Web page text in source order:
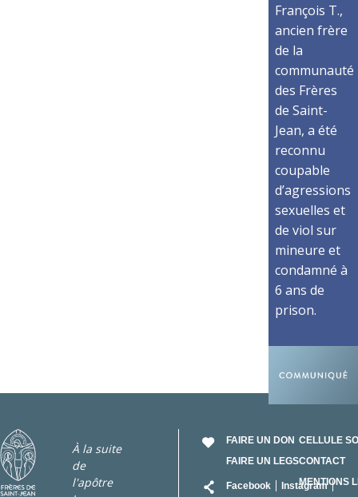
François T.,
ancien frère
de la
communauté
des Frères
de Saint-
Jean, a été
reconnu
coupable
d’agressions
sexuelles et
de viol sur
mineure et
condamné à
6 ans de
prison.
À la suite
de
l'apôtre
FAIRE UN DON
FAIRE UN LEGS
Facebook
Instagram
CELLULE
CONTACT
MENTIONS